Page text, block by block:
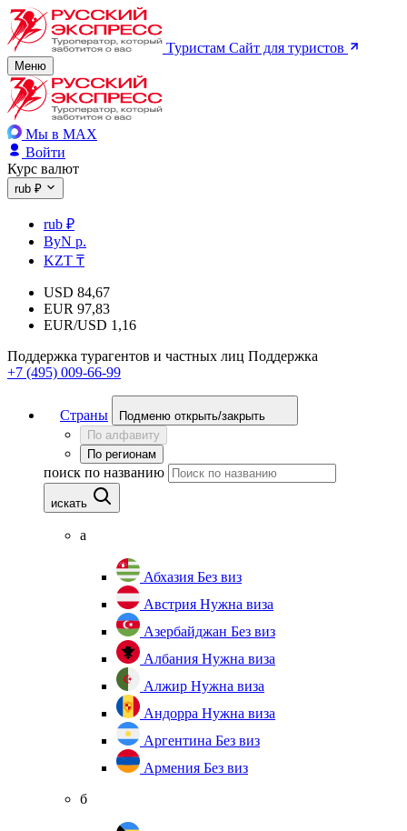
Туристам Сайт для туристов
Меню
Мы в MAX
Войти
Курс валют
rub ₽
rub ₽
ByN р.
KZT ₸
USD 84,67
EUR 97,83
EUR/USD 1,16
Поддержка турагентов и частных лиц Поддержка
+7 (495) 009-66-99
Страны
Подменю открыть/закрыть
По алфавиту
По регионам
поиск по названию
искать
а
Абхазия Без виз
Австрия Нужна виза
Азербайджан Без виз
Албания Нужна виза
Алжир Нужна виза
Андорра Нужна виза
Аргентина Без виз
Армения Без виз
б